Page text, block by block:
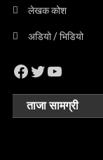
लेखक कोश
अडियो / भिडियो
Facebook
Twitter
YouTube
ताजा सामग्री